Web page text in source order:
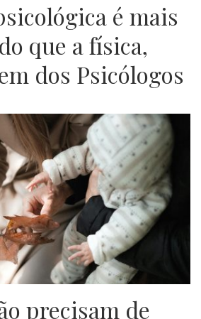
é mais
que a física,
dos Psicólogos
precisam de